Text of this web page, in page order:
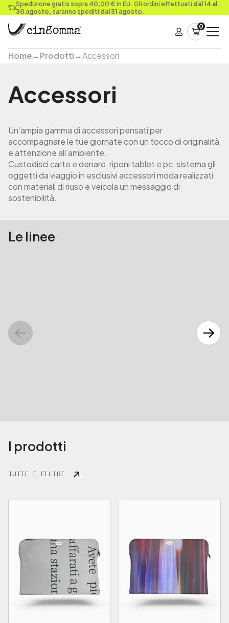
Spedizione gratis sopra 40,00 € in EU. Gli ordini effettuati dal 14 al
30 agosto, saranno spediti dal 31 agosto.
0
Home→Prodotti→Accessori
Accessori
Un’ampia gamma di accessori pensati per
accompagnare le tue giornate con un tocco di originalità
e attenzione all’ambiente.
Custodisci carte e denaro, riponi tablet e pc, sistema gli
oggetti da viaggio in esclusivi accessori moda realizzati
con materiali di riuso e veicola un messaggio di
sostenibilità.
Le linee
I prodotti
TUTTI I FILTRI